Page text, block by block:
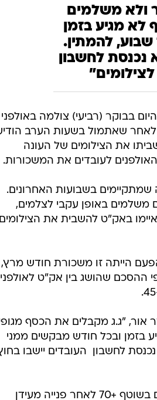
ולא משלמים
לא מגיע בזמן
להמתין.
לחשבון 
לצילומים"
בבוקר (רביעי) צולמה באולפני
לאחר שאתמול בשעות הערב
את הצילומים של העונה
לעובדים את המשכורות.
בשבועות האחרונים.
משלמים באופן עקבי לצלמים,
באק"ט להשבית את הצילומים
הייתה זו משכורת חודש מרץ,
ההסכם שהושג בין אק"ט לאולפני
אור, "ג.ג מקבלים את הכסף
בזמן ובכל חודש מבקשים ממני
לחשבון  העובדים יישבו
מנכ"ל ג.ג, יובל מטרי, מסר בתגובה: "אנחנו משלמים מאז ומעולם בשוטף +70 לאחר פנייה מעידן